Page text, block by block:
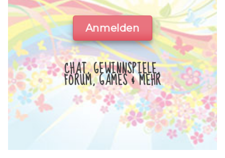
Anmelden
CHAT, GEWINNSPIELE,
FORUM, GAMES & MEHR